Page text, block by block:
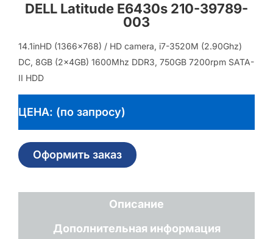
DELL Latitude E6430s 210-39789-
003
14.1inHD (1366×768) / HD camera, i7-3520M (2.90Ghz)
DC, 8GB (2x4GB) 1600Mhz DDR3, 750GB 7200rpm SATA-
II HDD
ЦЕНА: (по запросу)
Оформить заказ
Описание
Дополнительная информация